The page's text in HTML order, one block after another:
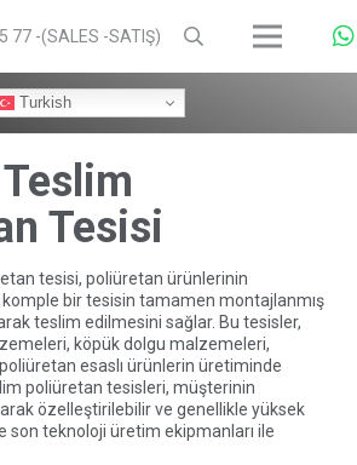
77 -(SALES -SATIŞ)
Turkish
Tesisi
tesisi, poliüretan ürünlerinin
bir tesisin tamamen montajlanmış
teslim edilmesini sağlar. Bu tesisler,
köpük dolgu malzemeleri,
poliüretan esaslı ürünlerin üretiminde
poliüretan tesisleri, müşterinin
özelleştirilebilir ve genellikle yüksek
son teknoloji üretim ekipmanları ile